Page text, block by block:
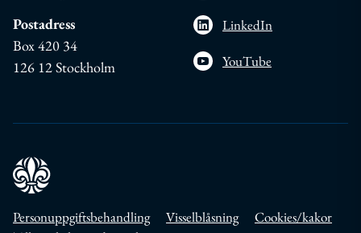
Postadress
Box 420 34
126 12 Stockholm
LinkedIn
YouTube
Personuppgiftsbehandling Visselblåsning
Cookies/kakor